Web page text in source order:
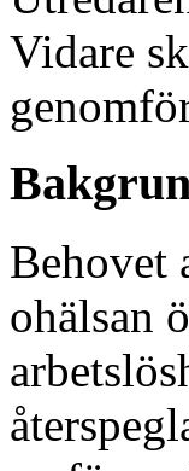
Vidare
Behovet
ohälsan